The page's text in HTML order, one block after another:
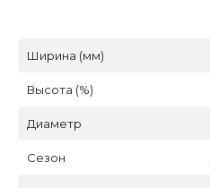
Ширина (мм)
Высота (%)
Диаметр
Сезон